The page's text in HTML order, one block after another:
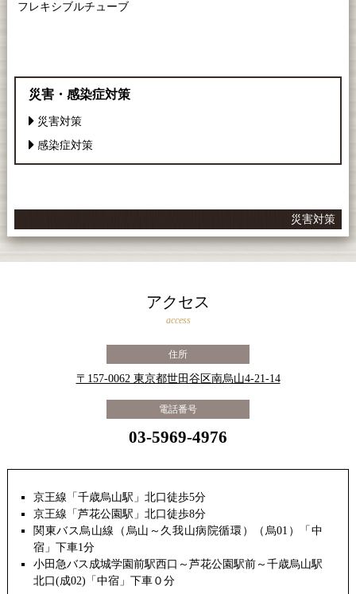
フレキシブルチューブ
災害・感染症対策
災害対策
感染症対策
災害対策
アクセス
access
住所
〒157-0062 東京都世田谷区南烏山4-21-14
電話番号
03-5969-4976
京王線「千歳烏山駅」北口徒歩5分
京王線「芦花公園駅」北口徒歩8分
関東バス烏山線（烏山～久我山病院循環）（烏01）「中
宿」下車1分
小田急バス成城学園前駅西口～芦花公園駅前～千歳烏山駅
北口(成02)「中宿」下車０分